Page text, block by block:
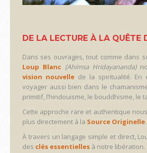
DE LA LECTURE À LA QUÊTE
Dans ses ouvrages, tout comme dans
Loup Blanc (Ahimsa Hridayananda)
vision nouvellede la spiritualité. En
voyager aussi bien dans le
primitif, l’hindouisme, le bouddhisme, le
Cette approche rare et authentique
plus directement à la Source Originelle.
À travers un langage simple et direct,
des clés essentielles à notre libération.